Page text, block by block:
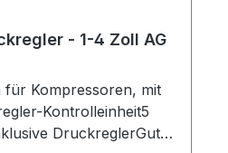
- 1-4 Zoll AG
Kompressoren, mit
Kontrolleinheit5
DruckreglerGut